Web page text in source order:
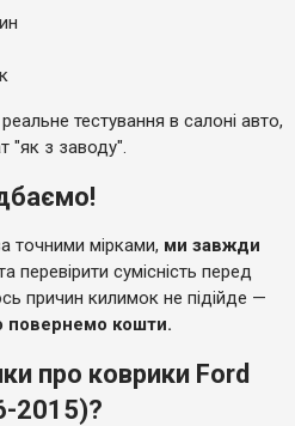
тестування в салоні авто,
"як з заводу".
точними мірками, ми завжди
перевірити сумісність перед
причин килимок не підійде —
повернемо кошти.
про коврики Ford
2015)?